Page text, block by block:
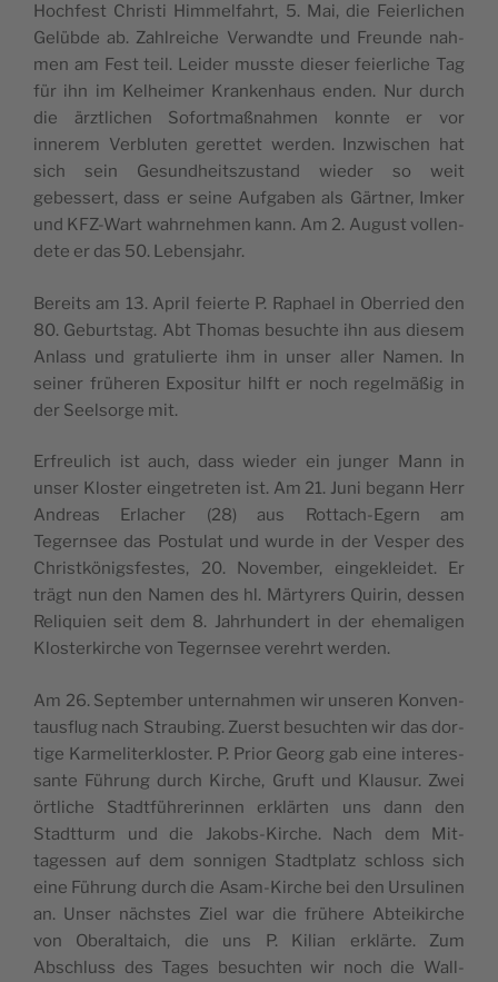
Hochfest Christi Him­melfahrt, 5. Mai, die Feier­lichen
Gelübde ab. Zahlre­iche Ver­wandte und Fre­unde nah­
men am Fest teil. Lei­der musste dieser feier­liche Tag
für ihn im Kel­heimer Kranken­haus enden. Nur durch
die ärztlichen Sofort­maß­nah­men kon­nte er vor
innerem Verbluten gerettet wer­den. Inzwis­chen hat
sich sein Gesund­heit­szu­s­tand wieder so weit
gebessert, dass er seine Auf­gaben als Gärt­ner, Imk­er
und KFZ-Wart wahrnehmen kann. Am 2. August vol­len­
dete er das 50. Lebensjahr.
Bere­its am 13. April feierte P. Raphael in Ober­ried den
80. Geburt­stag. Abt Thomas besuchte ihn aus diesem
Anlass und grat­ulierte ihm in unser aller Namen. In
sein­er früheren Exposi­tur hil­ft er noch regelmäßig in
der Seel­sorge mit.
Erfreulich ist auch, dass wieder ein junger Mann in
unser Kloster einge­treten ist. Am 21. Juni begann Herr
Andreas Erlach­er (28) aus Rot­tach-Egern am
Tegernsee das Pos­tu­lat und wurde in der Ves­per des
Christkönigs­festes, 20. Novem­ber, eingek­lei­det. Er
trägt nun den Namen des hl. Mär­tyr­ers Quirin, dessen
Reliquien seit dem 8. Jahrhun­dert in der ehe­ma­li­gen
Klosterkirche von Tegernsee verehrt werden.
Am 26. Sep­tem­ber unter­nah­men wir unseren Kon­ven­
taus­flug nach Straub­ing. Zuerst besucht­en wir das dor­
tige Karmeliterk­loster. P. Pri­or Georg gab eine inter­es­
sante Führung durch Kirche, Gruft und Klausur. Zwei
örtliche Stadt­führerin­nen erk­lärten uns dann den
Stadt­turm und die Jakobs-Kirche. Nach dem Mit­
tagessen auf dem son­ni­gen Stadt­platz schloss sich
eine Führung durch die Asam-Kirche bei den Ursu­li­nen
an. Unser näch­stes Ziel war die frühere Abteikirche
von Ober­al­taich, die uns P. Kil­ian erk­lärte. Zum
Abschluss des Tages besucht­en wir noch die Wall­